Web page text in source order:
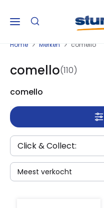
Home Merken comello
comello(110)
comello
Click & Collect:
Meest verkocht